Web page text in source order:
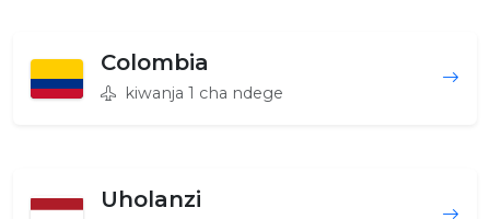
Colombia
kiwanja 1 cha ndege
Uholanzi